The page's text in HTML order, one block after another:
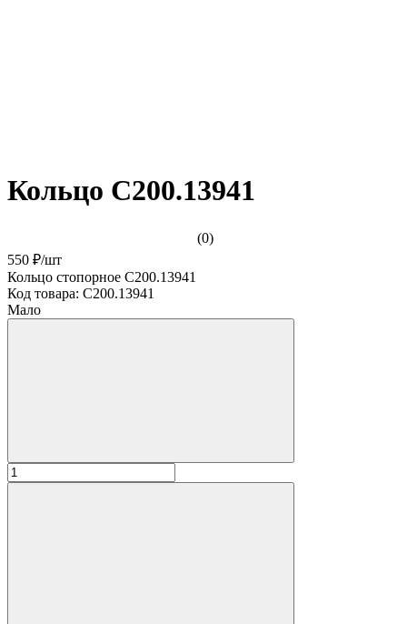
Кольцо С200.13941
(0)
550 ₽/шт
Кольцо стопорное С200.13941
Код товара: С200.13941
Мало